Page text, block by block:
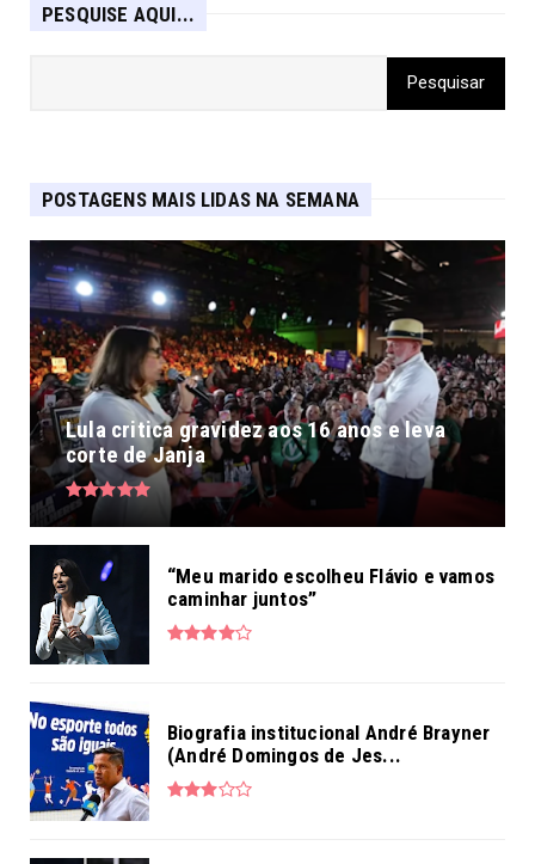
PESQUISE AQUI...
POSTAGENS MAIS LIDAS NA SEMANA
Lula critica gravidez aos 16 anos e leva
corte de Janja
“Meu marido escolheu Flávio e vamos
caminhar juntos”
Biografia institucional André Brayner
(André Domingos de Jes...